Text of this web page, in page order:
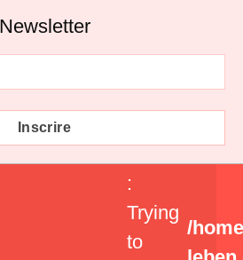
Newsletter
Inscrire
:
Trying
to
/